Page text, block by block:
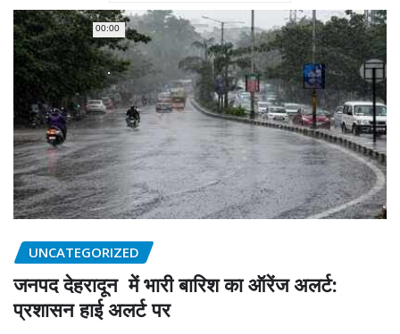
00:00
UNCATEGORIZED
जनपद देहरादून में भारी बारिश का ऑरेंज अलर्ट:
प्रशासन हाई अलर्ट पर